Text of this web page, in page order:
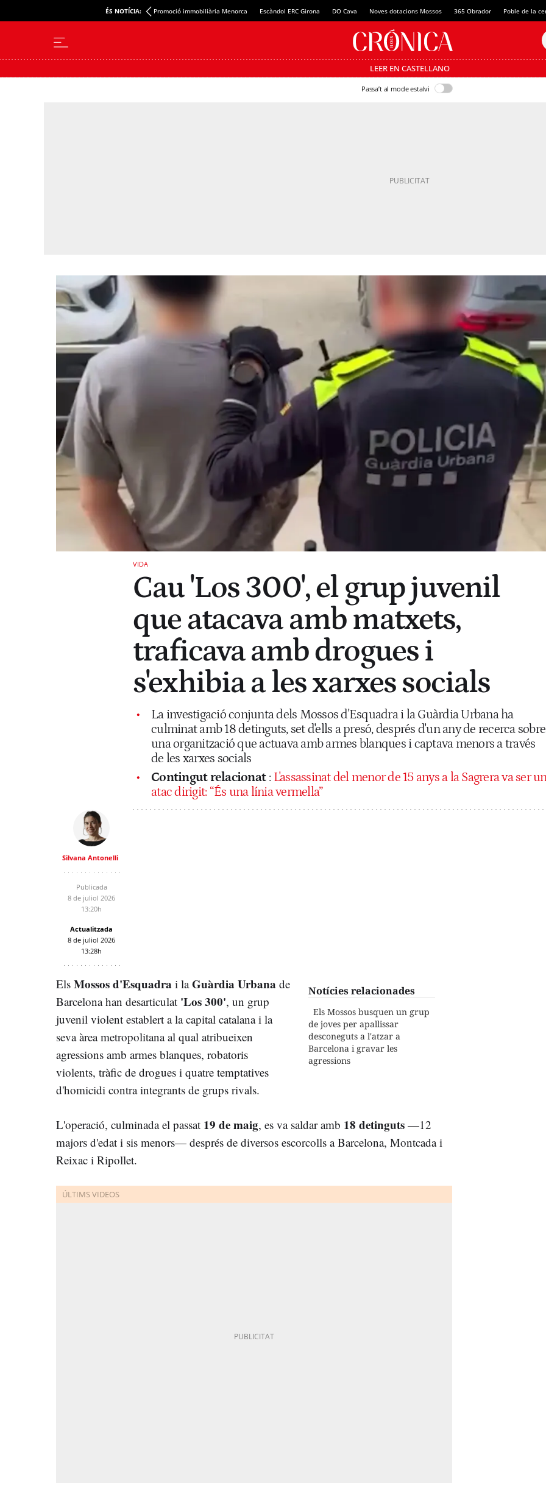
ÉS NOTÍCIA: Promoció immobiliària Menorca Escàndol ERC Girona DO Cava Noves dotacions Mossos 365 Obrador Poble de la
LEER EN CASTELLANO
Passa’t al mode estalvi
VIDA
Cau 'Los 300', el grup juvenil
que atacava amb matxets,
traficava amb drogues i
s'exhibia a les xarxes socials
La investigació conjunta dels Mossos d'Esquadra i la Guàrdia Urbana ha
culminat amb 18 detinguts, set d'ells a presó, després d'un any de recerca sobre
una organització que actuava amb armes blanques i captava menors a través
de les xarxes socials
Contingut relacionat : L'assassinat del menor de 15 anys a la Sagrera va ser
atac dirigit: “És una línia vermella”
Silvana Antonelli
Publicada
8 de juliol 2026
13:20h
Actualitzada
8 de juliol 2026
13:28h
Notícies relacionades
Els Mossos busquen un grup
de joves per apallissar
desconeguts a l'atzar a
Barcelona i gravar les
agressions
Els Mossos d'Esquadra i laGuàrdia Urbana de
Barcelona han desarticulat 'Los 300', un grup
juvenil violent establert a la capital catalana i la
seva àrea metropolitana al qual atribueixen
agressions amb armes blanques, robatoris
violents, tràfic de drogues i quatre temptatives
d'homicidi contra integrants de grups rivals.
L'operació, culminada el passat 19 de maig, es va saldar amb 18 detinguts —12
majors d'edat i sis menors— després de diversos escorcolls a Barcelona, Montcada i
Reixac i Ripollet.